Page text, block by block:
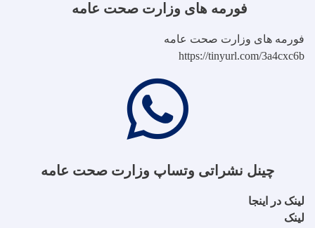
فورمه های وزارت صحت عامه
فورمه های وزارت صحت عامه
https://tinyurl.com/3a4cxc6b
چینل نشراتی وتساپ وزارت صحت عامه
لینک در اینجا
لینک